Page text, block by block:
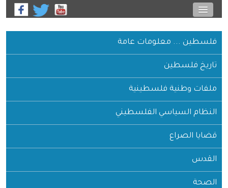
فلسطين ... معلومات عامة
تاريخ فلسطين
ملفات وطنية فلسطينية
النظام السياسي الفلسطيني
قضايا الصراع
القدس
الصحة